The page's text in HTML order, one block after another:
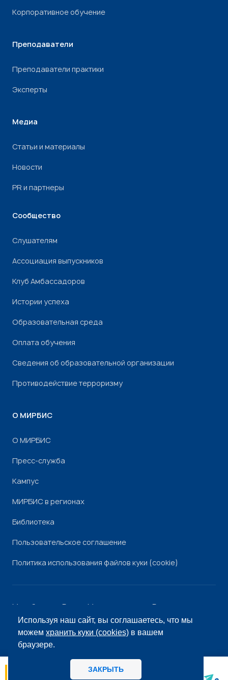
Используя наш сайт, вы соглашаетесь, что мы
можемхранить куки (cookies) в вашем
браузере.
ЗАКРЫТЬ
Корпоративное обучение
Преподаватели
Преподаватели практики
Эксперты
Медиа
Статьи и материалы
Новости
PR и партнеры
Сообщество
Слушателям
Ассоциация выпускников
Клуб Амбассадоров
Истории успеха
Образовательная среда
Оплата обучения
Сведения об образовательной организации
Противодействие терроризму
О МИРБИС
О МИРБИС
Пресс-служба
Кампус
МИРБИС в регионах
Библиотека
Пользовательское соглашение
Политика использования файлов куки (cookie)
Минобрнауки России Минпросвещения России
РоскомнадзорРособрнадзор
© «МИРБИС», 2026